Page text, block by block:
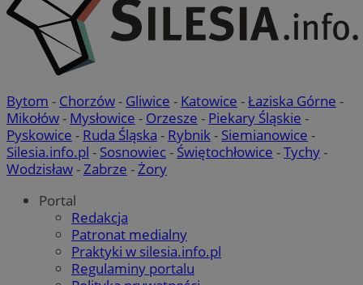
Bytom - Chorzów- Gliwice - Katowice -Łaziska Górne -
Mikołów- Mysłowice - Orzesze - Piekary Śląskie -
Pyskowice - Ruda Śląska - Rybnik- Siemianowice -
Silesia.info.pl - Sosnowiec- Świętochłowice -Tychy-
Wodzisław-Zabrze -Żory
Portal
Redakcja
Patronat medialny
Praktyki w silesia.info.pl
Regulaminy portalu